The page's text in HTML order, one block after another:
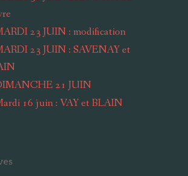
23 JUIN : modification
23 JUIN : SAVENAY et
21 JUIN
16 juin : VAY et BLAIN